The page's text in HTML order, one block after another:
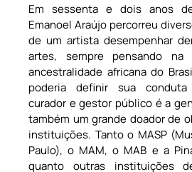
Em sessenta e dois anos
Emanoel Araújo percorreu
de um artista desempenhar
artes, sempre pensando
ancestralidade africana do
poderia definir sua
curador e gestor público é a
também um grande doador de
instituições. Tanto o MASP
Paulo), o MAM, o MAB e a
quanto outras instituições